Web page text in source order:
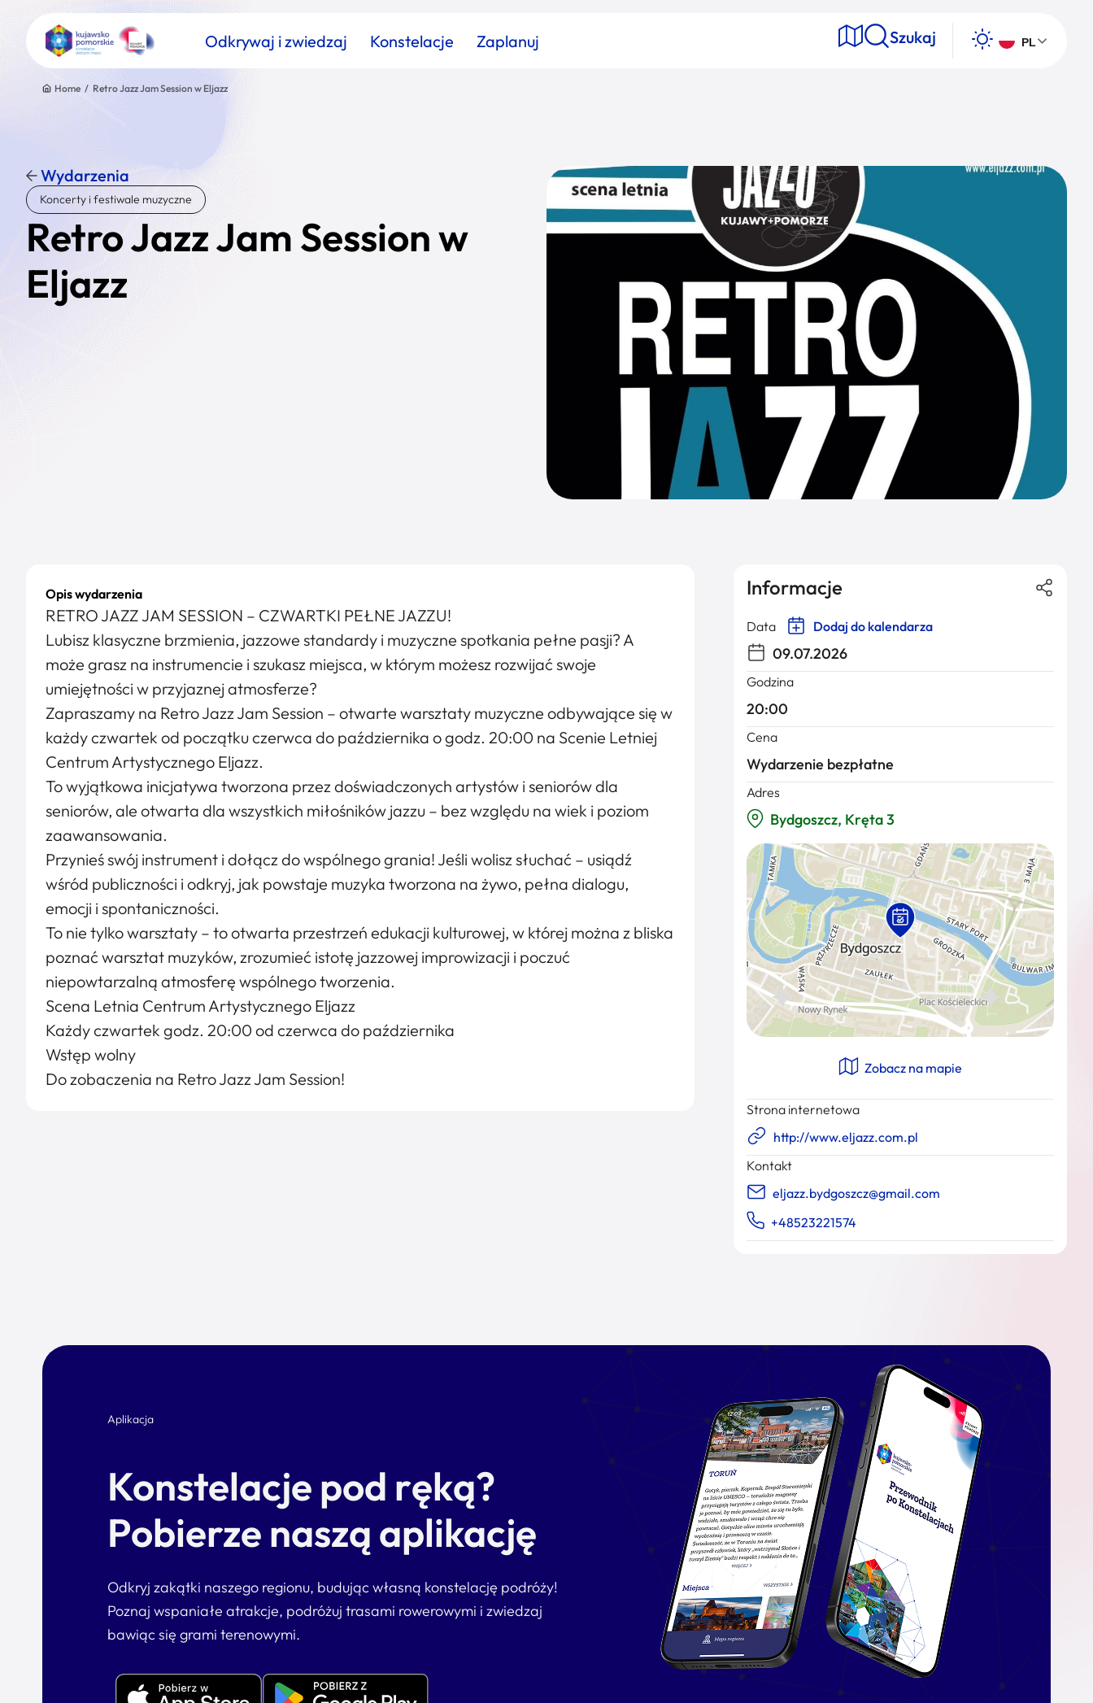
Odkrywaj i zwiedzaj Konstelacje Zaplanuj Szukaj PL
Znajdź atrakcję
Nazwa atrakcji Kategoria
Home / Retro Jazz Jam Session w Eljazz
Wydarzenia
Koncerty i festiwale muzyczne
Retro Jazz Jam Session w
Eljazz
Opis wydarzenia
RETRO JAZZ JAM SESSION – CZWARTKI PEŁNE JAZZU!
Lubisz klasyczne brzmienia, jazzowe standardy i muzyczne spotkania pełne pasji? A
może grasz na instrumencie i szukasz miejsca, w którym możesz rozwijać swoje
umiejętności w przyjaznej atmosferze?
Zapraszamy na Retro Jazz Jam Session – otwarte warsztaty muzyczne odbywające się w
każdy czwartek od początku czerwca do października o godz. 20:00 na Scenie Letniej
Centrum Artystycznego Eljazz.
To wyjątkowa inicjatywa tworzona przez doświadczonych artystów i seniorów dla
seniorów, ale otwarta dla wszystkich miłośników jazzu – bez względu na wiek i poziom
zaawansowania.
Przynieś swój instrument i dołącz do wspólnego grania! Jeśli wolisz słuchać – usiądź
wśród publiczności i odkryj, jak powstaje muzyka tworzona na żywo, pełna dialogu,
emocji i spontaniczności.
To nie tylko warsztaty – to otwarta przestrzeń edukacji kulturowej, w której można z bliska
poznać warsztat muzyków, zrozumieć istotę jazzowej improwizacji i poczuć
niepowtarzalną atmosferę wspólnego tworzenia.
Scena Letnia Centrum Artystycznego Eljazz
Każdy czwartek godz. 20:00 od czerwca do października
Wstęp wolny
Do zobaczenia na Retro Jazz Jam Session!
Informacje
Data Dodaj do kalendarza
09.07.2026
Godzina
20:00
Cena
Wydarzenie bezpłatne
Adres
Bydgoszcz, Kręta 3
Zobacz na mapie
Strona internetowa
http://www.eljazz.com.pl
Kontakt
eljazz.bydgoszcz@gmail.com
+48523221574
Aplikacja
Konstelacje pod ręką?
Pobierze naszą aplikację
Odkryj zakątki naszego regionu, budując własną konstelację podróży!
Poznaj wspaniałe atrakcje, podróżuj trasami rowerowymi i zwiedzaj
bawiąc się grami terenowymi.